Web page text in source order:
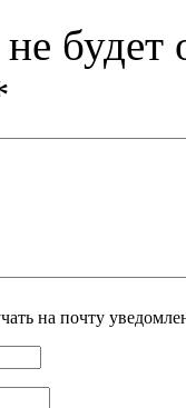
будет
на почту